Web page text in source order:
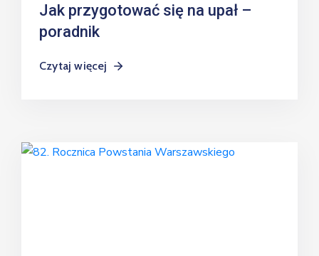
Jak przygotować się na upał –
poradnik
Czytaj więcej